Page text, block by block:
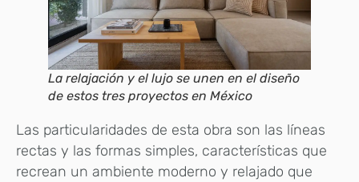
La relajación y el lujo se unen en el diseño
de estos tres proyectos en México
Las particularidades de esta obra son las líneas
rectas y las formas simples, características que
recrean un ambiente moderno y relajado que